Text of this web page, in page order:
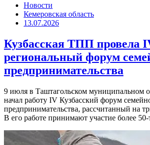
Новости
Кемеровская область
13.07.2026
Кузбасская ТПП провела
региональный форум
предпринимательства
9 июля в Таштагольском муниципальном
начал работу IV Кузбасский форум
предпринимательства, рассчитанный на
В его работе принимают участие более 50-